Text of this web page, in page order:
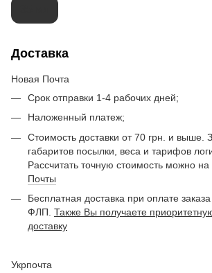
Доставка
Новая Почта
Срок отправки 1-4 рабочих дней;
Наложенный платеж;
Стоимость доставки от 70 грн. и выше.
габаритов посылки, веса и тарифов
Рассчитать точную стоимость можно на
Почты
Бесплатная доставка при оплате
ФЛП. Также Вы получаете
доставку
Укрпочта